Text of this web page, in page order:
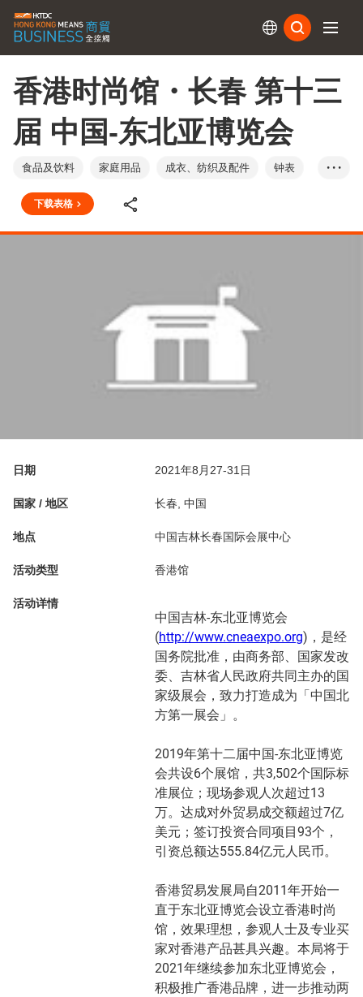
香港时尚馆・长春 第十三
届 中国-东北亚博览会
食品及饮料 家庭用品 成衣、纺织及配件
钟表
中国内地
• • •
下载表格
日期 2021年8月27-31日
国家 / 地区 长春, 中国
地点 中国吉林长春国际会展中心
活动类型 香港馆
活动详情
中国吉林-东北亚博览会
(http://www.cneaexpo.org)，是经
国务院批准，由商务部、国家发改
委、吉林省人民政府共同主办的国
家级展会，致力打造成为「中国北
方第一展会」。
2019年第十二届中国-东北亚博览
会共设6个展馆，共3,502个国际标
准展位；现场参观人次超过13
万。达成对外贸易成交额超过7亿
美元；签订投资合同项目93个，
引资总额达555.84亿元人民币。
香港贸易发展局自2011年开始一
直于东北亚博览会设立香港时尚
馆，效果理想，参观人士及专业买
家对香港产品甚具兴趣。本局将于
2021年继续参加东北亚博览会，
积极推广香港品牌，进一步推动两